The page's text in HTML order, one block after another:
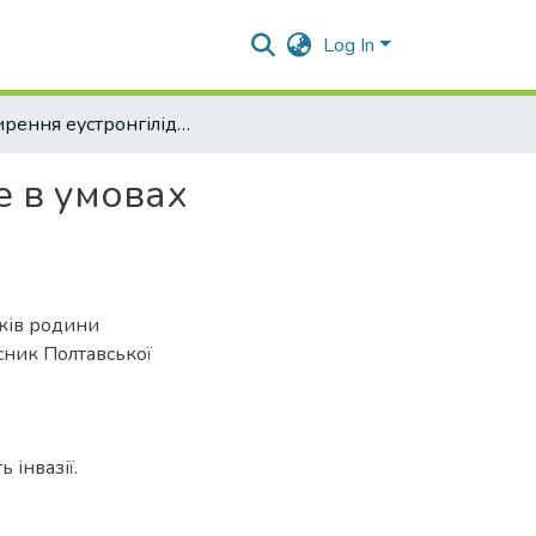
Log In
Поширення еустронгілідозу бичків родини Gobiidae в умовах Кременчуцького водосховища
в умовах
родини
Полтавської
інвазії.